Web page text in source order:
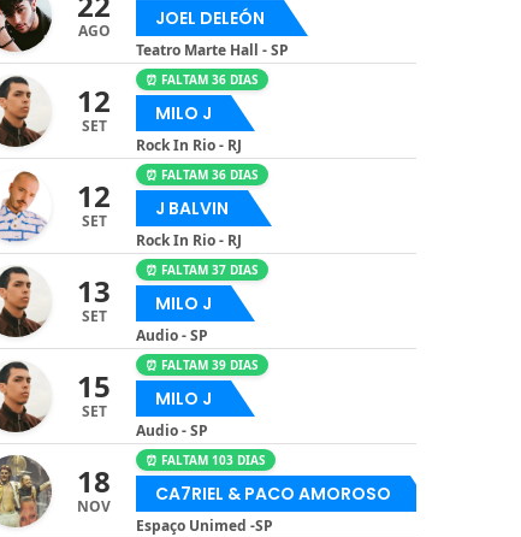
AGO
JOEL DELEÓN
Teatro Marte Hall - SP
12
SET
⏰ FALTAM 36 DIAS
MILO J
Rock In Rio - RJ
12
SET
⏰ FALTAM 36 DIAS
J BALVIN
Rock In Rio - RJ
13
SET
⏰ FALTAM 37 DIAS
MILO J
Audio - SP
15
SET
⏰ FALTAM 39 DIAS
MILO J
Audio - SP
18
NOV
⏰ FALTAM 103 DIAS
CA7RIEL & PACO AMOROSO
Espaço Unimed -SP